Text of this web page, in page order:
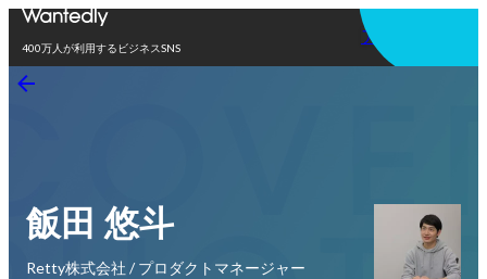
400万人が利用するビジネスSNS
アプリを使う
飯田 悠斗
Retty株式会社 / プロダクトマネージャー